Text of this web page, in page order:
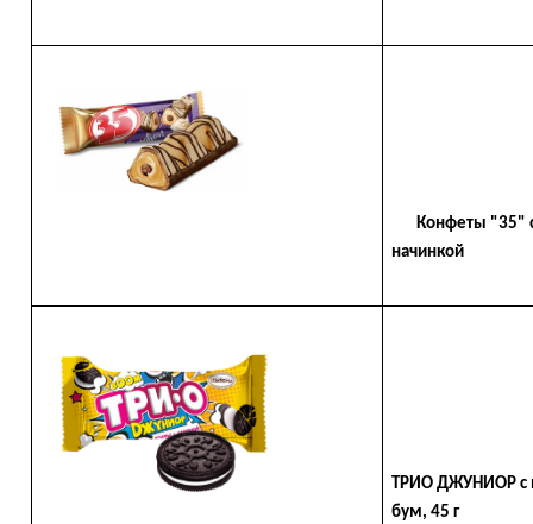
Конфеты "35"
начинкой
ТРИО ДЖУНИОР с
бум, 45 г